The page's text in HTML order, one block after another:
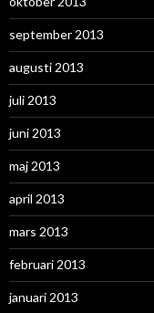
september 2013
augusti 2013
juli 2013
juni 2013
maj 2013
april 2013
mars 2013
februari 2013
januari 2013